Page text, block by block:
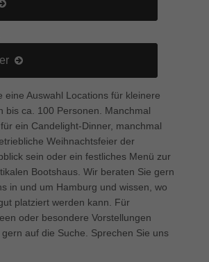
eine Auswahl Locations für kleinere
bis ca. 100 Personen. Manchmal
ein Candelight-Dinner, manchmal
Weihnachtsfeier der
sein oder ein festliches Menü zur
Bootshaus. Wir beraten Sie gern
in und um Hamburg und wissen, wo
platziert werden kann. Für
oder besondere Vorstellungen
auf die Suche. Sprechen Sie uns